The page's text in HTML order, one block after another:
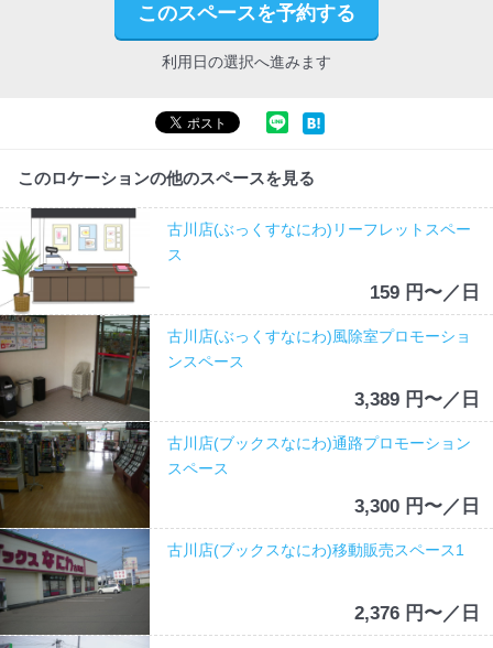
このスペースを予約する
利用日の選択へ進みます
このロケーションの他のスペースを見る
古川店(ぶっくすなにわ)リーフレットスペー
ス
159 円〜／日
古川店(ぶっくすなにわ)風除室プロモーショ
ンスペース
3,389 円〜／日
古川店(ブックスなにわ)通路プロモーション
スペース
3,300 円〜／日
古川店(ブックスなにわ)移動販売スペース1
2,376 円〜／日